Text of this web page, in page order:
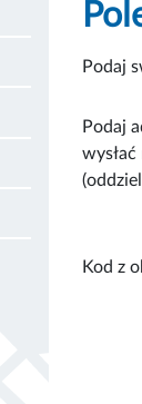
Podaj
Podaj
wysłać
Kod z